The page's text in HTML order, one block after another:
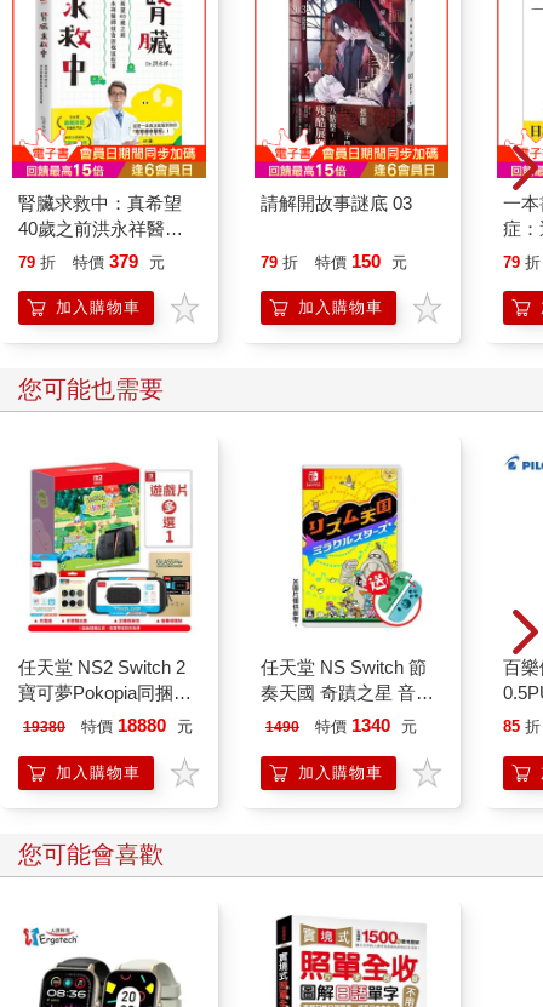
腎臟求救中：真希望
40歲之前洪永祥醫師
就告訴我這些事
79 折 特價 379 元
加入購物車
請解開故事謎底 03
79 折 特價 150 元
加入購物車
一
症
開
的
79 折
您可能也需要
任天堂 NS2 Switch 2
寶可夢Pokopia同捆主
機+NS遊戲多選+充電
19380 特價 18880 元
加入購物車
任天堂 NS Switch 節
奏天國 奇蹟之星 音樂
節奏（支援中文）
1490 特價 1340 元
加入購物車
百
桃(
85 折
您可能會喜歡